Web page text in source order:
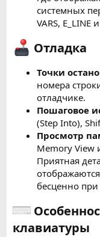
системных
VARS, E_LINE
Отладка
Точки
номера
отладчике.
Пошаговое
(Step Into),
Просмотр
Memory View
Приятная
отображаются
бесценно при
клавиатуры